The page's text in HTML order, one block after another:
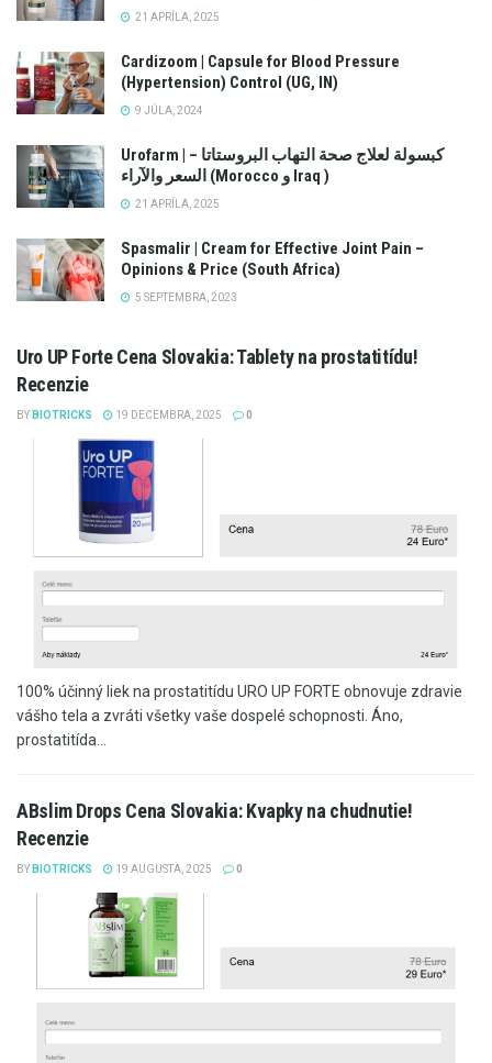
21 APRÍLA, 2025
Cardizoom | Capsule for Blood Pressure
(Hypertension) Control (UG, IN)
9 JÚLA, 2024
Urofarm | كبسولة لعلاج صحة التهاب البروستاتا –
السعر والآراء (Morocco و Iraq )
21 APRÍLA, 2025
Spasmalir | Cream for Effective Joint Pain –
Opinions & Price (South Africa)
5 SEPTEMBRA, 2023
Uro UP Forte Cena Slovakia: Tablety na prostatitídu!
Recenzie
BY BIOTRICKS 19 DECEMBRA, 2025 0
100% účinný liek na prostatitídu URO UP FORTE obnovuje zdravie
vášho tela a zvráti všetky vaše dospelé schopnosti. Áno,
prostatitída...
ABslim Drops Cena Slovakia: Kvapky na chudnutie!
Recenzie
BY BIOTRICKS 19 AUGUSTA, 2025 0